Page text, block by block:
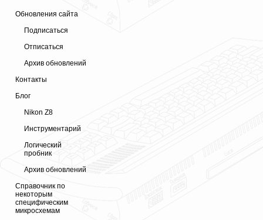
Обновления сайта
Подписаться
Отписаться
Архив обновлений
Контакты
Блог
Nikon Z8
Инструментарий
Логический
пробник
Архив обновлений
Справочник по
некоторым
специфическим
микросхемам